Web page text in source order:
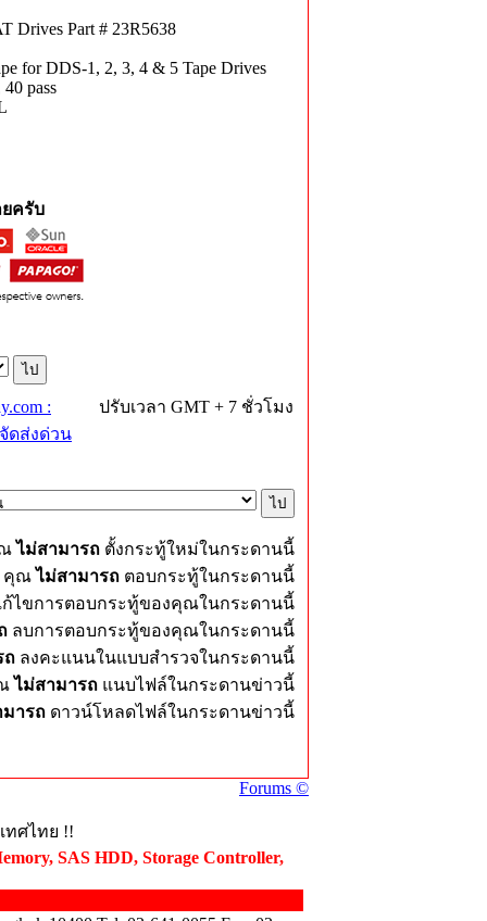
Drives Part # 23R5638
for DDS-1, 2, 3, 4 & 5 Tape Drives
pass
ยครับ
:
จัดส่งด่วน
ปรับเวลา GMT + 7 ชั่วโมง
ไม่สามารถ ตั้งกระทู้ใหม่ในกระดานนี้
คุณไม่สามารถ ตอบกระทู้ในกระดานนี้
ก้ไขการตอบกระทู้ของคุณในกระดานนี้
ลบการตอบกระทู้ของคุณในกระดานนี้
ถ ลงคะแนนในแบบสำรวจในกระดานนี้
ไม่สามารถ แนบไฟล์ในกระดานข่าวนี้
มารถ ดาวน์โหลดไฟล์ในกระดานข่าวนี้
Forums ©
ทศไทย !!
SAS HDD, Storage Controller,